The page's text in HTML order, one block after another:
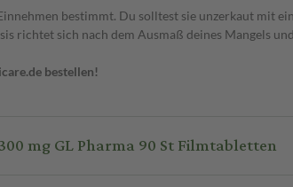
bestimmt. Du solltest sie unzerkaut mit
richtet sich nach dem Ausmaß deines Mangels
bestellen!
mg GL Pharma 90 St Filmtabletten